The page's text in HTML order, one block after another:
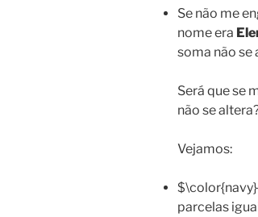
Se não me
nome era
soma não se
Será que se
não se
Vejamos:
parcelas